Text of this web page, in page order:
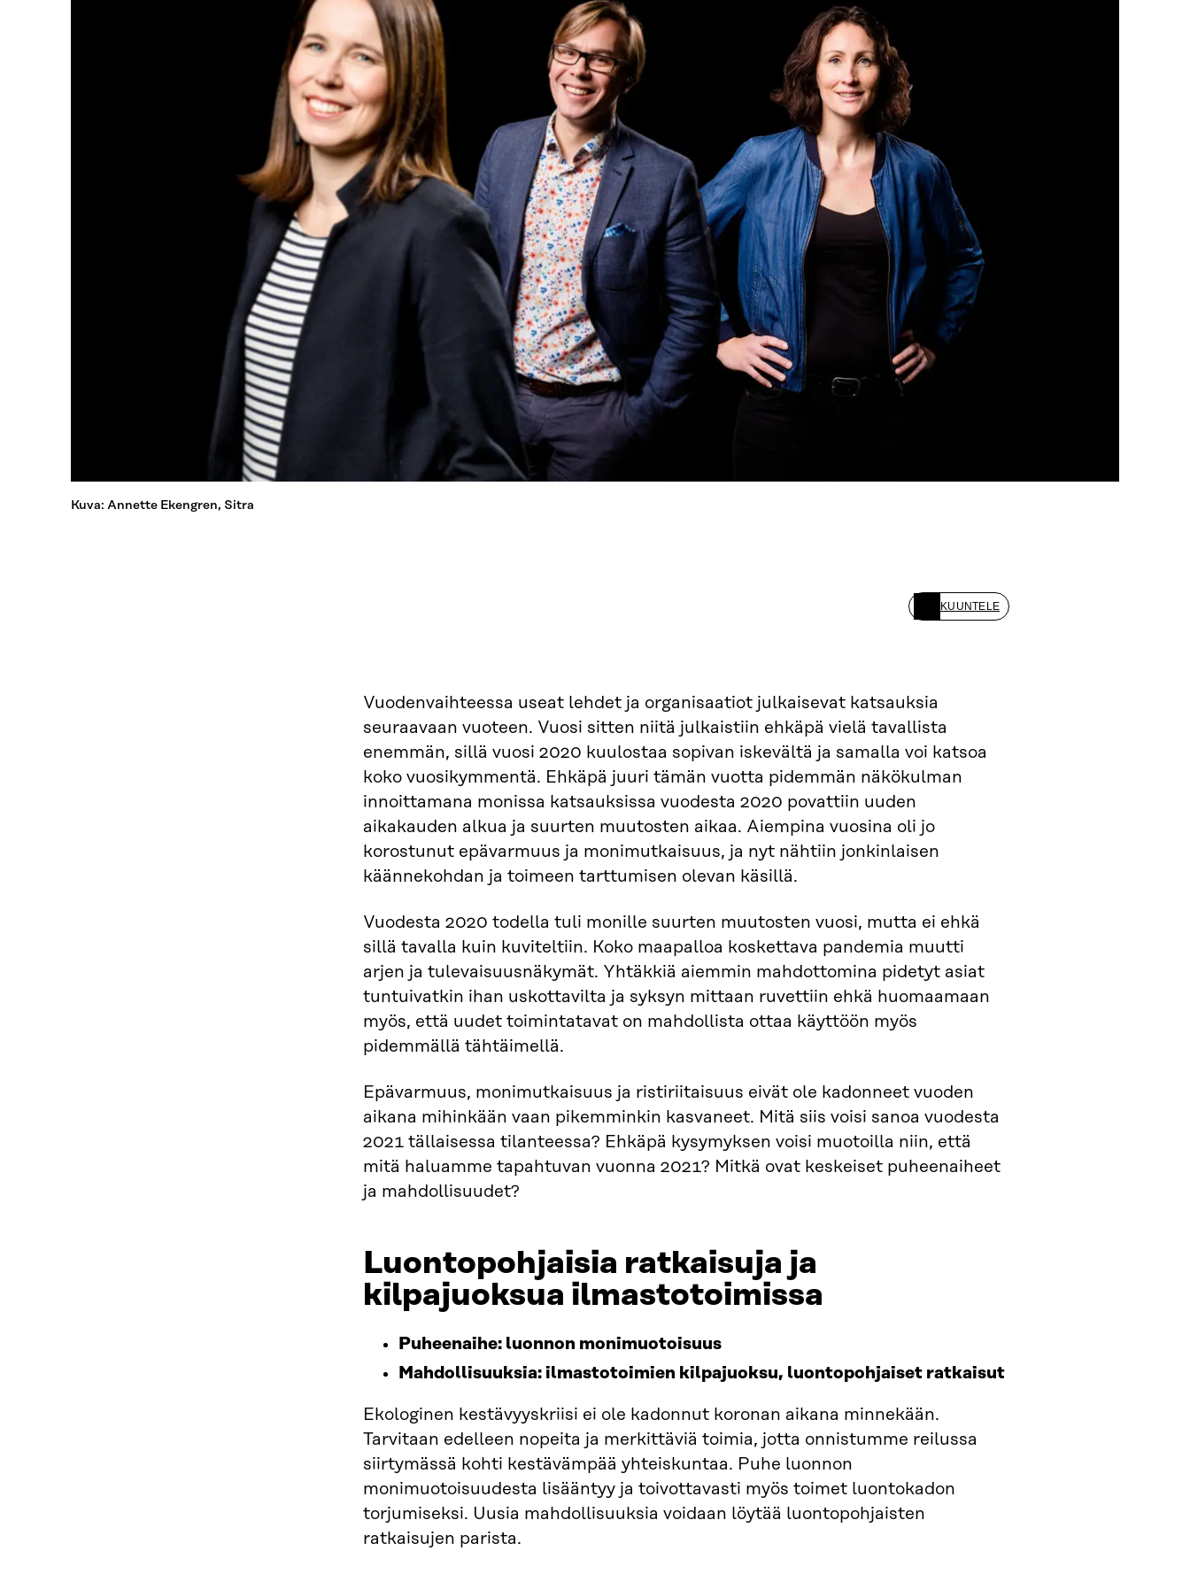
Kuva: Annette Ekengren, Sitra
KUUNTELE
Vuodenvaihteessa useat lehdet ja organisaatiot julkaisevat katsauksia
seuraavaan vuoteen. Vuosi sitten niitä julkaistiin ehkäpä vielä tavallista
enemmän, sillä vuosi 2020 kuulostaa sopivan iskevältä ja samalla voi katsoa
koko vuosikymmentä. Ehkäpä juuri tämän vuotta pidemmän näkökulman
innoittamana monissa katsauksissa vuodesta 2020 povattiin uuden
aikakauden alkua ja suurten muutosten aikaa. Aiempina vuosina oli jo
korostunut epävarmuus ja monimutkaisuus, ja nyt nähtiin jonkinlaisen
käännekohdan ja toimeen tarttumisen olevan käsillä.
Vuodesta 2020 todella tuli monille suurten muutosten vuosi, mutta ei ehkä
sillä tavalla kuin kuviteltiin. Koko maapalloa koskettava pandemia muutti
arjen ja tulevaisuusnäkymät. Yhtäkkiä aiemmin mahdottomina pidetyt asiat
tuntuivatkin ihan uskottavilta ja syksyn mittaan ruvettiin ehkä huomaamaan
myös, että uudet toimintatavat on mahdollista ottaa käyttöön myös
pidemmällä tähtäimellä.
Epävarmuus, monimutkaisuus ja ristiriitaisuus eivät ole kadonneet vuoden
aikana mihinkään vaan pikemminkin kasvaneet. Mitä siis voisi sanoa vuodesta
2021 tällaisessa tilanteessa? Ehkäpä kysymyksen voisi muotoilla niin, että
mitä haluamme tapahtuvan vuonna 2021? Mitkä ovat keskeiset puheenaiheet
ja mahdollisuudet?
Luontopohjaisia ratkaisuja ja
kilpajuoksua ilmastotoimissa
Puheenaihe: luonnon monimuotoisuus
Mahdollisuuksia: ilmastotoimien kilpajuoksu, luontopohjaiset ratkaisut
Ekologinen kestävyyskriisi ei ole kadonnut koronan aikana minnekään.
Tarvitaan edelleen nopeita ja merkittäviä toimia, jotta onnistumme reilussa
siirtymässä kohti kestävämpää yhteiskuntaa. Puhe luonnon
monimuotoisuudesta lisääntyy ja toivottavasti myös toimet luontokadon
torjumiseksi. Uusia mahdollisuuksia voidaan löytää luontopohjaisten
ratkaisujen parista.